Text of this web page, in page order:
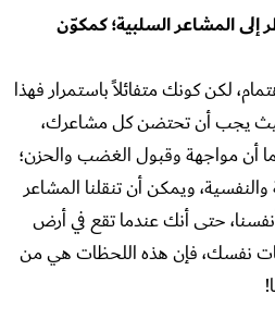
المشاعر السلبية؛ كمكوّن
لكن كونك متفائلاً باستمرار فهذا
يجب أن تحتضن كل مشاعرك،
أن مواجهة وقبول الغضب والحزن؛
ويمكن أن تنقلنا المشاعر
حتى أنك عندما تقع في أرض
نفسك، فإن هذه اللحظات هي من